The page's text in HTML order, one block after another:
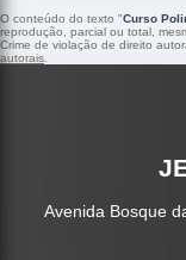
O conteúdo do texto "Curso
reprodução, parcial ou total,
Crime de violação de direito
autorais
Avenida Bosque